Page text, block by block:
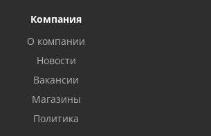
Компания
О компании
Новости
Вакансии
Магазины
Политика